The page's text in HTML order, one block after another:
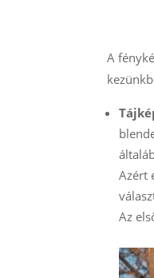
A
Azért
Az